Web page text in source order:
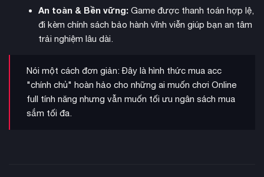
Khám phá thế giớirộng lớn với nhiều môi trường độc đáo
riêng. Người chơi có thể kích hoạt thiết bị MIX.R để thu hút
côn trùng đến các khu vực khác nhau, tạo ra những tình
huống thú vị.
An toàn & Bền vững:Game được thanh toán hợp lệ,
đi kèm chính sách bảo hành vĩnh viễn giúp bạn an tâm
trải nghiệm lâu dài.
Nói một cách đơn giản: Đây là hình thức mua acc
"chính chủ" hoàn hảo cho những ai muốn chơi Online
full tính năng nhưng vẫn muốn tối ưu ngân sách mua
sắm tối đa.